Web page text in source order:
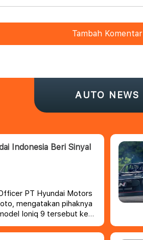
Tambah Komentar
AUTO NEWS
Indonesia Beri Sinyal
PT Hyundai Motors
mengatakan pihaknya
Ioniq 9 tersebut ke
apakah kendaraan ini